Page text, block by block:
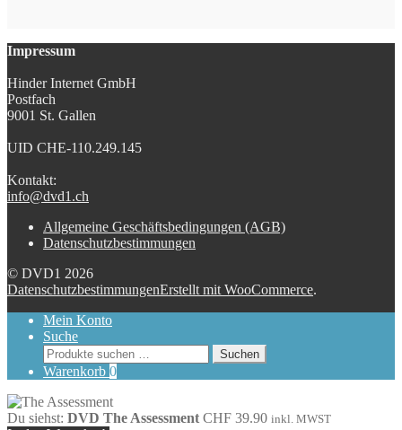
Impressum
Hinder Internet GmbH
Postfach
9001 St. Gallen
UID CHE-110.249.145
Kontakt:
info@dvd1.ch
Allgemeine Geschäftsbedingungen (AGB)
Datenschutzbestimmungen
© DVD1 2026
DatenschutzbestimmungenErstellt mit WooCommerce.
Mein Konto
Suche
Suchen
nach:
Suchen
Warenkorb 0
Du siehst: DVD The Assessment CHF 39.90 inkl. MWST